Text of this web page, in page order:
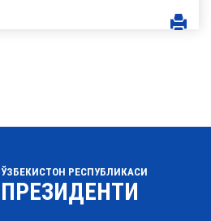
ЎЗБЕКИСТОН РЕСПУБЛИКАСИ
ПРЕЗИДЕНТИ